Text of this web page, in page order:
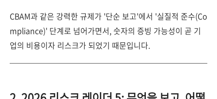
CBAM과 같은 강력한 규제가 '단순 보고'에서 '실질적 준수(Co
mpliance)' 단계로 넘어가면서, 숫자의 증빙 가능성이 곧 기
업의 비용이자 리스크가 되었기 때문입니다.